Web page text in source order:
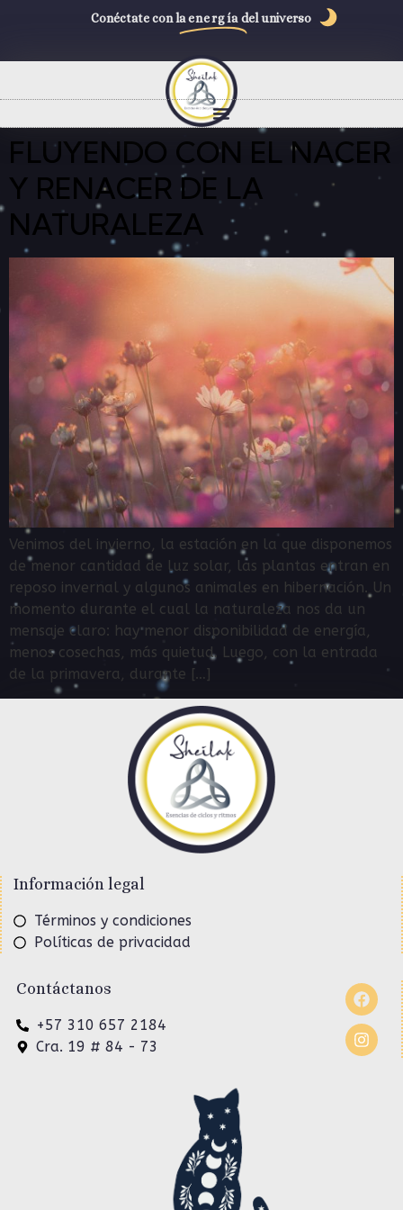
Conéctate con la energía del universo
FLUYENDO CON EL NACER
Y RENACER DE LA
NATURALEZA
Venimos del invierno, la estación en la que disponemos
de menor cantidad de luz solar, las plantas entran en
reposo invernal y algunos animales en hibernación. Un
momento durante el cual la naturaleza nos da un
mensaje claro: hay menor disponibilidad de energía,
menos cosechas, más quietud. Luego, con la entrada
de la primavera, durante […]
Información legal
Términos y condiciones
Políticas de privacidad
Contáctanos
+57 310 657 2184
Cra. 19 # 84 - 73